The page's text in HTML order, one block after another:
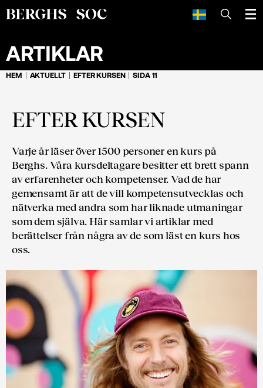
SÖK
ARTIKLAR
HEM AKTUELLT EFTER KURSEN SIDA 11
EFTER KURSEN
Varje år läser över 1500 personer en kurs på
Berghs. Våra kursdeltagare besitter ett brett spann
av erfarenheter och kompetenser. Vad de har
gemensamt är att de vill kompetens­utvecklas och
nätverka med andra som har liknade utmaningar
som dem själva. Här samlar vi artiklar med
berättelser från några av de som läst en kurs hos
oss.